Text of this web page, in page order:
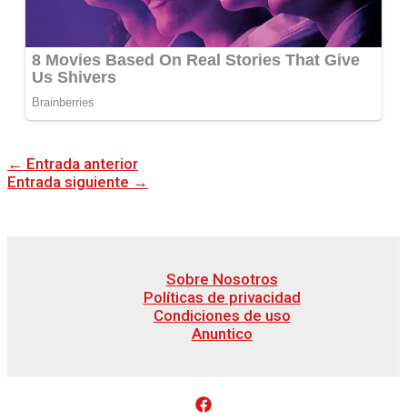
← Entrada anterior
Entrada siguiente →
Sobre Nosotros
Políticas de privacidad
Condiciones de uso
Anuntico